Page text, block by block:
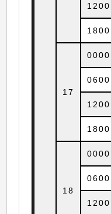
1200
1800
17
0000
0600
1200
1800
18
0000
0600
1200